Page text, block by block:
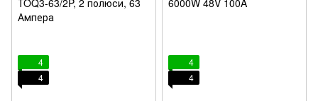
4
4
4
4